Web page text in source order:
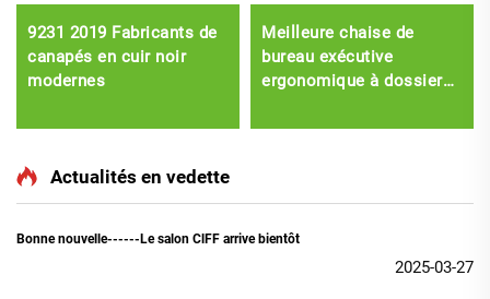
9231 2019 Fabricants de
canapés en cuir noir
modernes
Meilleure chaise de
bureau exécutive
ergonomique à dossier
pivotante, appui-tête
Actualités en vedette
Bonne nouvelle------Le salon ClFF arrive bientôt
2025-03-27